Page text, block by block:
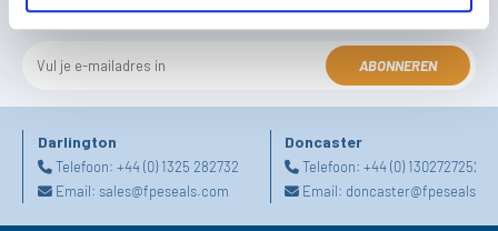
producten.
ABONNEREN
Darlington
Telefoon: +44 (0) 1325 282732
Email: sales@fpeseals.com
Doncaster
Telefoon:+44 (0) 1302727252
Email: